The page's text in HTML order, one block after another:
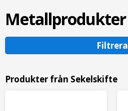
Metallprodukter
Filtrera
Produkter från Sekelskifte